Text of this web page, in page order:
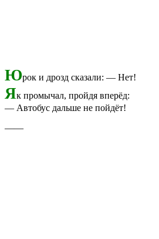
Юрок и дрозд сказали: — Нет!
Як промычал, пройдя вперёд:
— Автобус дальше не пойдёт!
——